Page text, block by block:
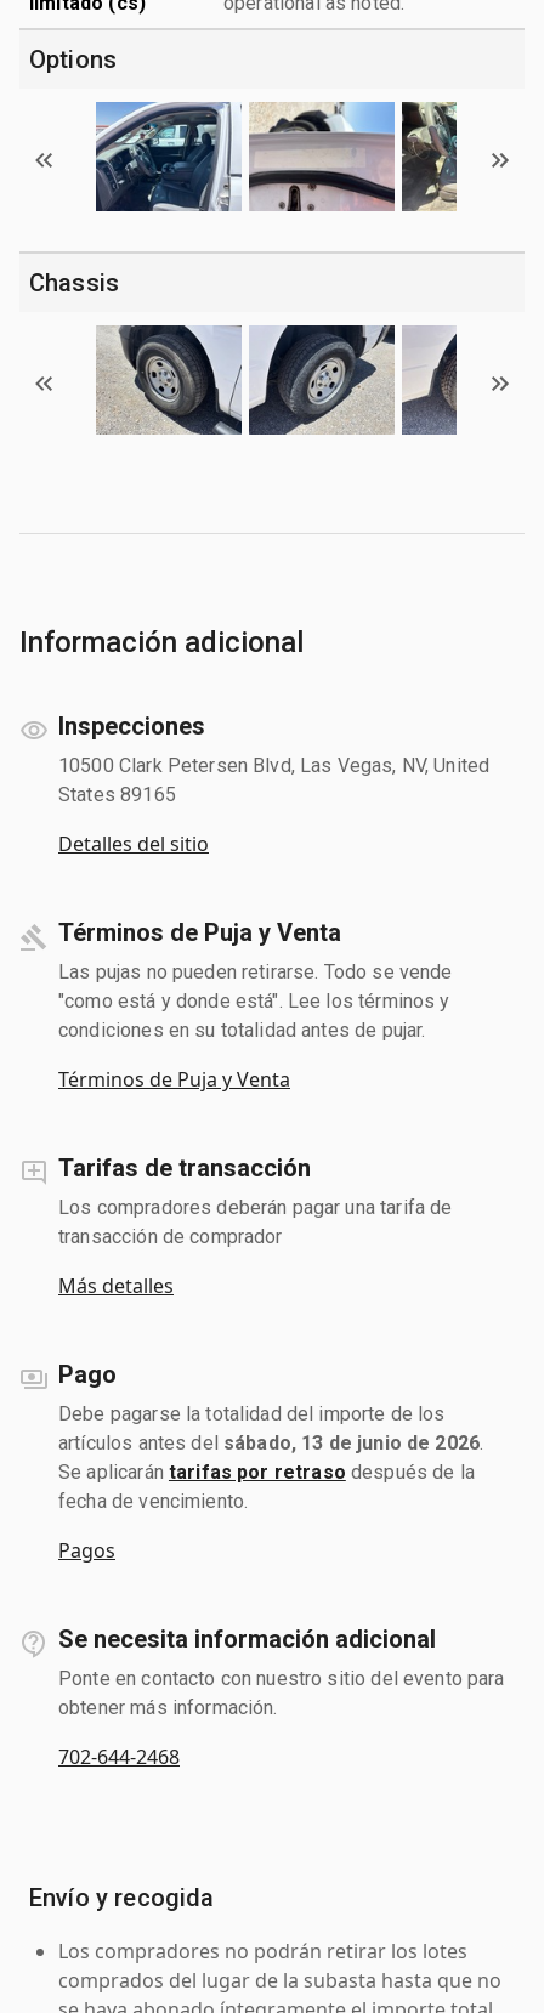
Options
Chassis
Información adicional
Inspecciones
10500 Clark Petersen Blvd, Las Vegas, NV, United
States 89165
Detalles del sitio
Términos de Puja y Venta
Las pujas no pueden retirarse. Todo se vende
"como está y donde está". Lee los términos y
condiciones en su totalidad antes de pujar.
Términos de Puja y Venta
Tarifas de transacción
Los compradores deberán pagar una tarifa de
transacción de comprador
Más detalles
Pago
Debe pagarse la totalidad del importe de los
artículos antes del sábado, 13 de junio de 2026
Se aplicarán tarifas por retraso después de la
fecha de vencimiento.
Pagos
Se necesita información adicional
Ponte en contacto con nuestro sitio del evento para
obtener más información.
702-644-2468
Envío y recogida
Los compradores no podrán retirar los lotes
comprados del lugar de la subasta hasta que no